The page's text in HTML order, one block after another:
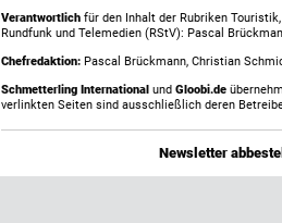
Verantwortlich für den Inhalt der Rubriken
Rundfunk und Telemedien (RStV): Pascal
Chefredaktion: Pascal Brückmann, Christian
Schmetterling International und Gloobi.de
verlinkten Seiten sind ausschließlich deren
Newsletter